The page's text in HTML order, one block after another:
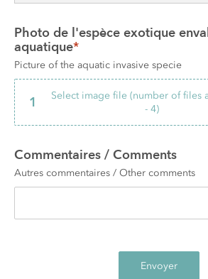
Photo de l'espèce exotique
aquatique*
Picture of the aquatic invasive specie
1
Select image file (number of files
- 4)
Commentaires / Comments
Autres commentaires / Other comments
Envoyer